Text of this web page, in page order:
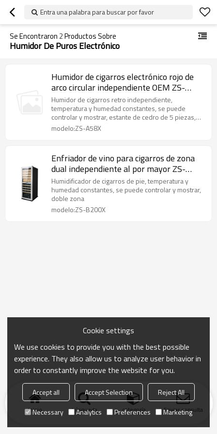
Entra una palabra para buscar por favor
Se Encontraron 2Productos Sobre
Humidor De Puros Electrónico
Humidor de cigarros electrónico rojo de
arco circular independiente OEM ZS-
A58X para almacenamiento de cigarros
con marco de plástico de estante de
madera de cedro
Humidor de cigarros retro independiente,
temperatura y humedad constantes, se puede
controlar y mostrar, estante de cedro de 5 piezas,
led superior
modelo:ZS-A58X
Enfriador de vino para cigarros de zona
dual independiente al por mayor ZS-
B200X para almacenamiento de cigarros
y vinos con 2 estantes de madera
diferentes y puerta de acero inoxidable
sin costuras
Humidificador de cigarros de pie, temperatura y
humedad constantes, se puede controlar y mostrar,
doble zona
modelo:ZS-B200X
Inicio búsqueda categoría Enviar consulta
Cookie settings
We use cookies to provide you with the best possible
experience. They also allow us to analyze user behavior in
order to constantly improve the website for you.
Accept all Accept Selection
Reject All
Necessary
Analytics Preferences Marketing